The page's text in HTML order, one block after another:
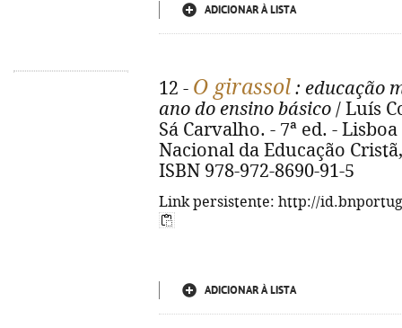
ADICIONAR À LISTA
12 - O girassol : educação
ano do ensino básico / Luís
Sá Carvalho. - 7ª ed. -
Nacional da Educação
ISBN 978-972-8690-91-5
Link persistente: http://
ADICIONAR À LISTA